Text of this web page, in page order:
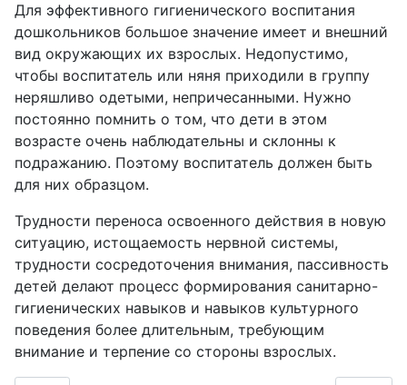
Для эффективного гигиенического воспитания
дошкольников большое значение имеет и внешний
вид окружающих их взрослых. Недопустимо,
чтобы воспитатель или няня приходили в группу
неряшливо одетыми, непричесанными. Нужно
постоянно помнить о том, что дети в этом
возрасте очень наблюдательны и склонны к
подражанию. Поэтому воспитатель должен быть
для них образцом.
Трудности переноса освоенного действия в новую
ситуацию, истощаемость нервной системы,
трудности сосредоточения внимания, пассивность
детей делают процесс формирования санитарно-
гигиенических навыков и навыков культурного
поведения более длительным, требующим
внимание и терпение со стороны взрослых.